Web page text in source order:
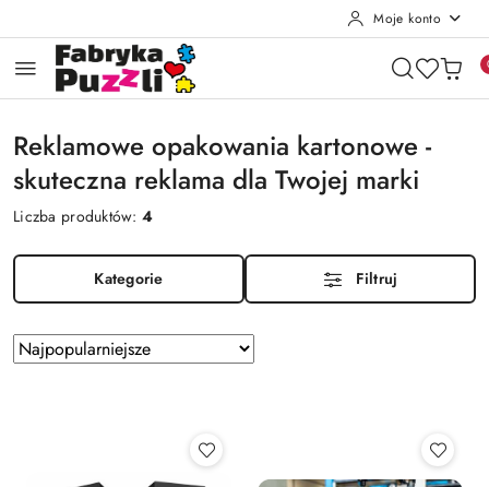
Moje konto
Reklamowe opakowania kartonowe -
skuteczna reklama dla Twojej marki
Liczba produktów:4
Kategorie Filtruj
Zastosowano
sortowanie:
Sortuj
według